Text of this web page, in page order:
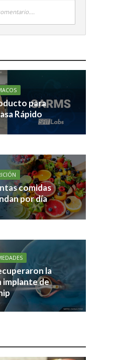
para
Rápido
comidas
por día
la
implante de